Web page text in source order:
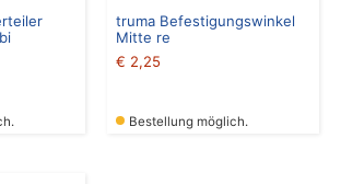
truma Befestigungswinkel
Mitte re
€ 2,25
Bestellung möglich.